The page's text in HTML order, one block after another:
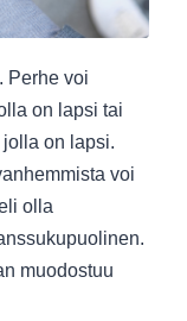
Perhe voi
on lapsi tai
on lapsi.
voi
olla
muodostuu